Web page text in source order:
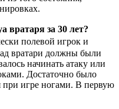
вратаря за 30 лет?
полевой игрок и
вратари должны были
начинать атаку или
Достаточно было
при игре ногами. В первую